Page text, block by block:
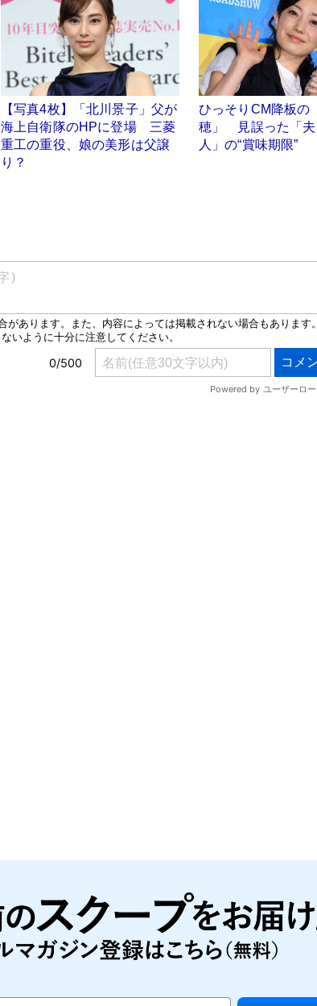
【写真4枚】「北川景子」父が
海上自衛隊のHPに登場 三菱
重工の重役、娘の美形は父譲
り？
ひっそりCM降板の
穂」 見誤った「夫
人」の“賞味期限”